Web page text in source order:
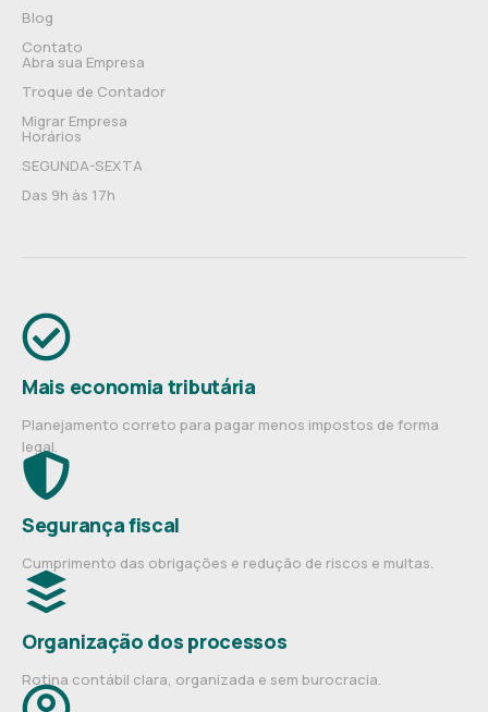
Blog
Contato
Abra sua Empresa
Troque de Contador
Migrar Empresa
Horários
SEGUNDA-SEXTA
Das 9h às 17h
Mais economia tributária
Planejamento correto para pagar menos impostos de forma
legal.
Segurança fiscal
Cumprimento das obrigações e redução de riscos e multas.
Organização dos processos
Rotina contábil clara, organizada e sem burocracia.